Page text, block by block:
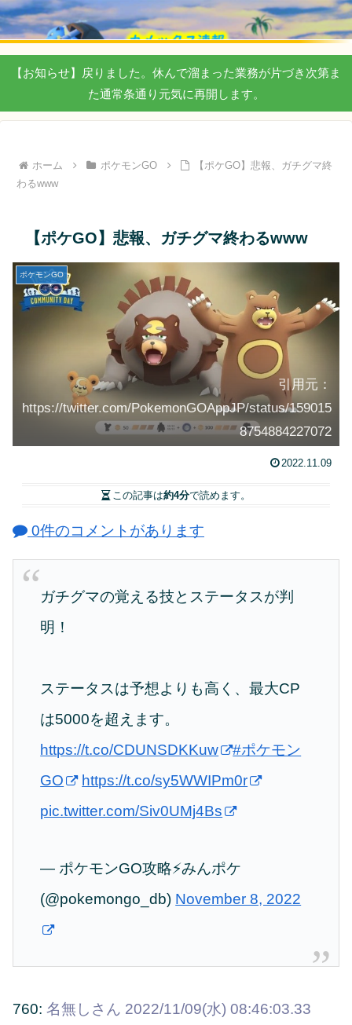
【お知らせ】戻りました。休んで溜まった業務が片づき次第ま
た通常条通り元気に再開します。
ホーム ポケモンGO
【ポケGO】悲報、ガチグマ終
わるwww
【ポケGO】悲報、ガチグマ終わるwww
ポケモンGO
引用元：
https://twitter.com/PokemonGOAppJP/status/159015
8754884227072
2022.11.09
この記事は約4分で読めます。
0件のコメントがあります
ガチグマの覚える技とステータスが判
明！
ステータスは予想よりも高く、最大CP
は5000を超えます。
https://t.co/CDUNSDKKuw
#ポケモン
GO
https://t.co/sy5WWIPm0r
pic.twitter.com/Siv0UMj4Bs
— ポケモンGO攻略⚡みんポケ
(@pokemongo_db) November 8, 2022
760: 名無しさん 2022/11/09(水) 08:46:03.33